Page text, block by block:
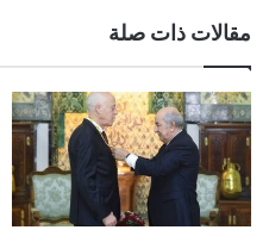
مقالات ذات صلة